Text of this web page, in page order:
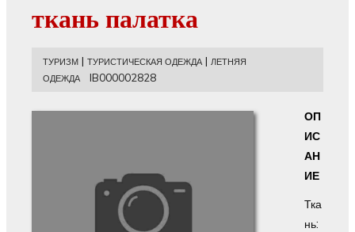
ткань палатка
ТУРИЗМ| ТУРИСТИЧЕСКАЯ ОДЕЖДА| ЛЕТНЯЯ
ОДЕЖДАIB000002828
ОП
ИС
АН
ИЕ
Тка
нь: